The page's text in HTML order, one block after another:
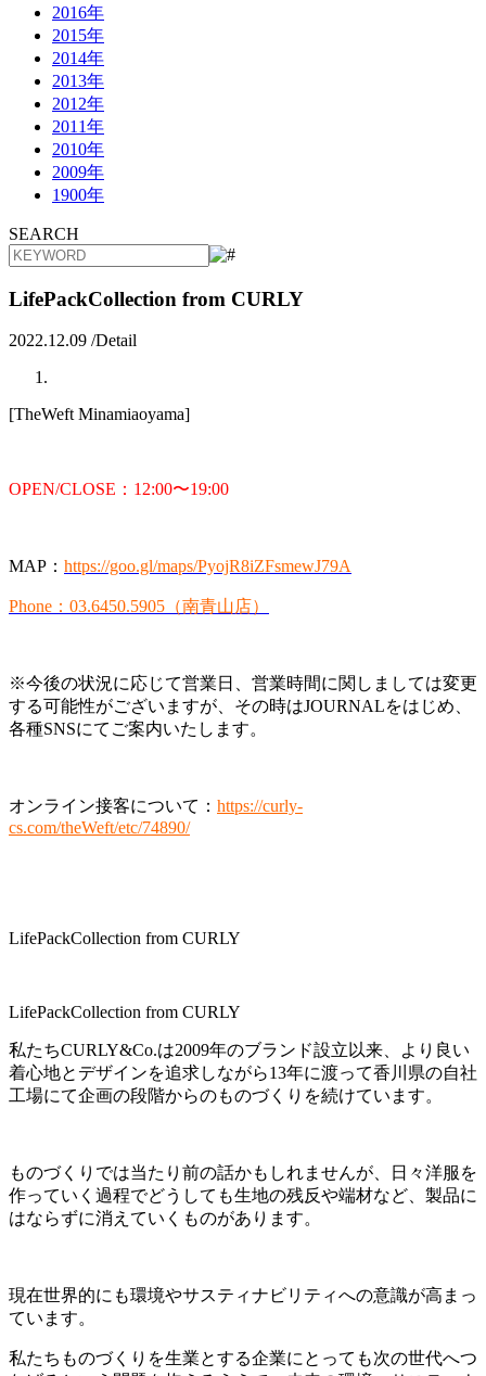
2016年
2015年
2014年
2013年
2012年
2011年
2010年
2009年
1900年
SEARCH
LifePackCollection from CURLY
2022.12.09 /Detail
[TheWeft Minamiaoyama]
OPEN/CLOSE：12:00〜19:00
MAP： https://goo.gl/maps/PyojR8iZFsmewJ79A
Phone：03.6450.5905（南青山店）
※今後の状況に応じて営業日、営業時間に関しましては変更
する可能性がございますが、その時はJOURNALをはじめ、
各種SNSにてご案内いたします。
オンライン接客について： https://curly-
cs.com/theWeft/etc/74890/
LifePackCollection from CURLY
LifePackCollection from CURLY
私たちCURLY&Co.は2009年のブランド設立以来、より良い
着心地とデザインを追求しながら13年に渡って香川県の自社
工場にて企画の段階からのものづくりを続けています。
ものづくりでは当たり前の話かもしれませんが、日々洋服を
作っていく過程でどうしても生地の残反や端材など、製品に
はならずに消えていくものがあります。
現在世界的にも環境やサスティナビリティへの意識が高まっ
ています。
私たちものづくりを生業とする企業にとっても次の世代へつ